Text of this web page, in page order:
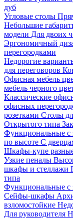
дуб
Угловые столы
Небольшие
модели Для двоих
Эргономичный
перегородками
Недорогие
для переговоров
Офисная мебель
мебель черного
Классические
офисных
розетками Столы
Открытого типа
Функциональные с
по высоте С
Шкафы-купе
Узкие пеналы
шкафы и стеллажи
типа
Функциональные с
Сейфы-шкафы
взломостойкие
Для руководителя